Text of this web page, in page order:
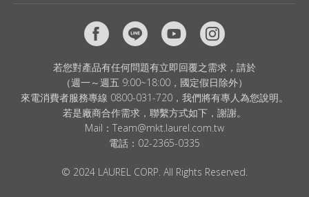
若您對產品有任何問題有立即回覆之需求，請於
（週一～週五 9:00~18:00，國定假日除外）
來電消費者服務專線 0800-031-720，我們將有專人為您說明。
若是廠商合作需求，聯繫方式如下，謝謝。
Mail： Team@mkt.laurel.com.tw
電話： 02-2365-0335
© 2024 LAUREL CORP. All Rights Reserved.